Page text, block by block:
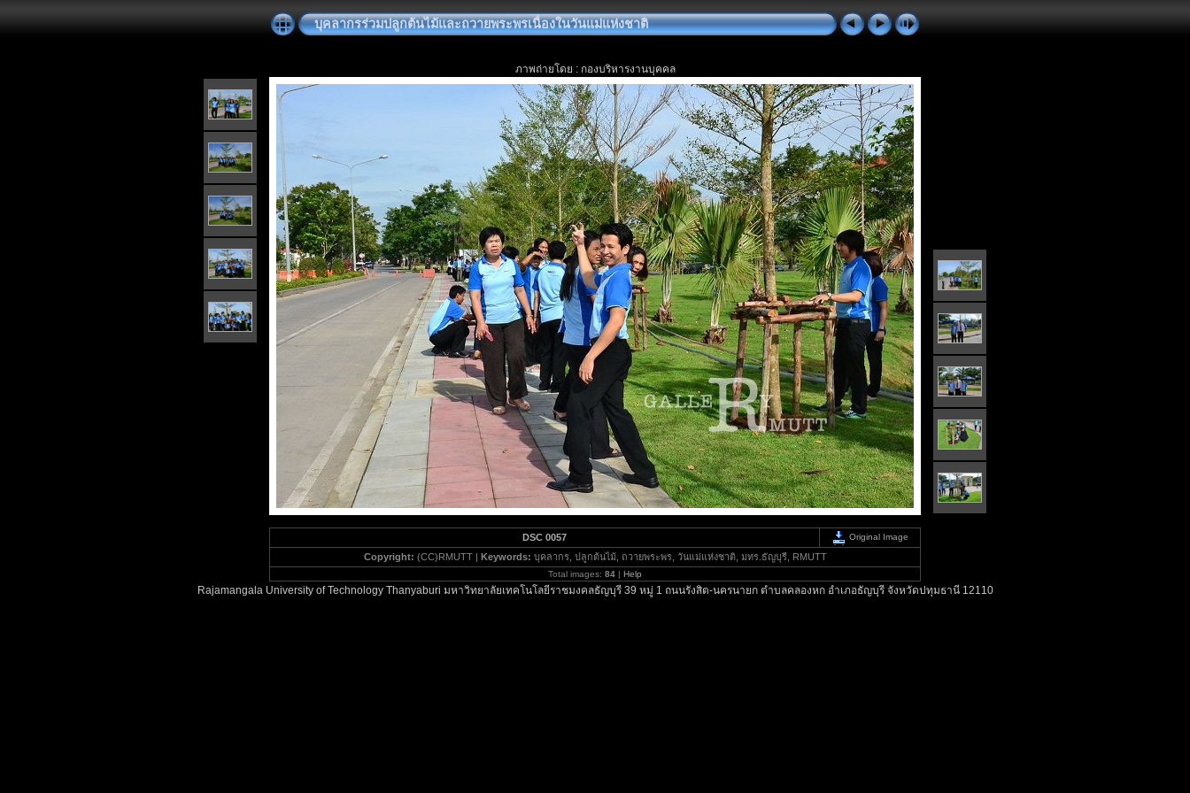
บุคลากรร่วมปลูกต้นไม้และถวายพระพรเนื่องในวันแม่แห่งชาติ
ภาพถ่ายโดย : กองบริหารงานบุคคล
DSC 0057 Original Image
Copyright: (CC)RMUTT | Keywords: บุคลากร, ปลูกต้นไม้, ถวายพระพร, วันแม่แห่งชาติ, มทร.ธัญบุรี, RMUTT
Total images: 84 | Help
Rajamangala University of Technology Thanyaburi มหาวิทยาลัยเทคโนโลยีราชมงคลธัญบุรี 39 หมู่ 1 ถนนรังสิต-นครนายก ตำบลคลองหก อำเภอธัญบุรี จังหวัดปทุมธานี 12110